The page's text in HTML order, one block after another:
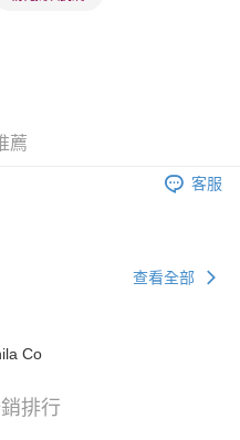
薦
客服
查看全部
Co
排行